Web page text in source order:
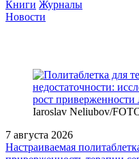
Книги Журналы
Новости
Iaroslav Neliubov/
7 августа 2026
Настраиваемая